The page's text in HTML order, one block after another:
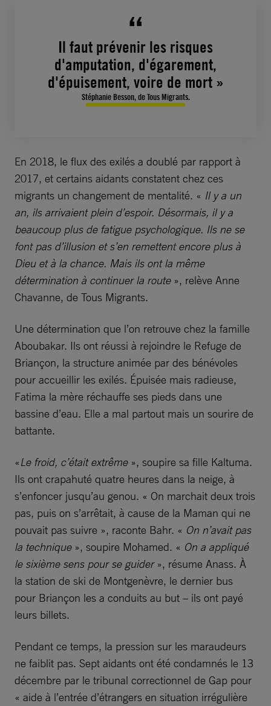
Il faut prévenir les risques
d'amputation, d'égarement,
d'épuisement, voire de mort »
Stéphanie Besson, de Tous Migrants.
En 2018, le flux des exilés a doublé par rapport à
2017, et certains aidants constatent chez ces
migrants un changement de mentalité. « Il y a un
an, ils arrivaient plein d’espoir. Désormais, il y a
beaucoup plus de fatigue psychologique. Ils ne se
font pas d’illusion et s’en remettent encore plus à
Dieu et à la chance. Mais ils ont la même
détermination à continuer la route», relève Anne
Chavanne, de Tous Migrants.
Une détermination que l’on retrouve chez la famille
Aboubakar. Ils ont réussi à rejoindre le Refuge de
Briançon, la structure animée par des bénévoles
pour accueillir les exilés. Épuisée mais radieuse,
Fatima la mère réchauffe ses pieds dans une
bassine d’eau. Elle a mal partout mais un sourire de
battante.
«Le froid, c’était extrême», soupire sa fille Kaltuma.
Ils ont crapahuté quatre heures dans la neige, à
s’enfoncer jusqu’au genou. « On marchait deux trois
pas, puis on s’arrêtait, à cause de la Maman qui ne
pouvait pas suivre », raconte Bahr. « On n’avait pas
la technique », soupire Mohamed. « On a appliqué
le sixième sens pour se guider», résume Anass. À
la station de ski de Montgenèvre, le dernier bus
pour Briançon les a conduits au but – ils ont payé
leurs billets.
Pendant ce temps, la pression sur les maraudeurs
ne faiblit pas. Sept aidants ont été condamnés le 13
décembre par le tribunal correctionnel de Gap pour
« aide à l’entrée d’étrangers en situation irrégulière